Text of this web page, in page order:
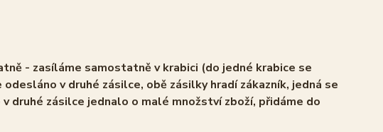
- zasíláme samostatně v krabici (do jedné krabice se
v druhé zásilce, obě zásilky hradí zákazník, jedná se
druhé zásilce jednalo o malé množství zboží, přidáme do